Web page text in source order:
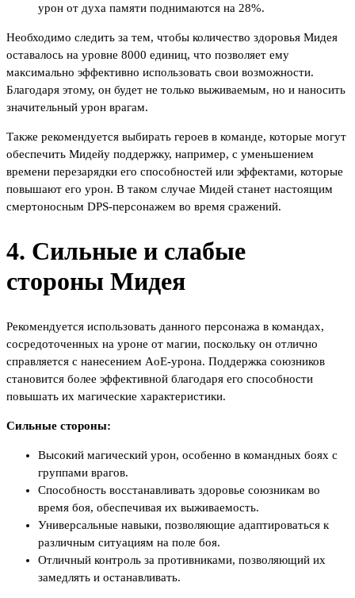
урон от духа памяти поднимаются на 28%.
Необходимо следить за тем, чтобы количество здоровья Мидея
оставалось на уровне 8000 единиц, что позволяет ему
максимально эффективно использовать свои возможности.
Благодаря этому, он будет не только выживаемым, но и наносить
значительный урон врагам.
Также рекомендуется выбирать героев в команде, которые могут
обеспечить Мидейу поддержку, например, с уменьшением
времени перезарядки его способностей или эффектами, которые
повышают его урон. В таком случае Мидей станет настоящим
смертоносным DPS-персонажем во время сражений.
4. Сильные и слабые
стороны Мидея
Рекомендуется использовать данного персонажа в командах,
сосредоточенных на уроне от магии, поскольку он отлично
справляется с нанесением AoE-урона. Поддержка союзников
становится более эффективной благодаря его способности
повышать их магические характеристики.
Сильные стороны:
Высокий магический урон, особенно в командных боях с
группами врагов.
Способность восстанавливать здоровье союзникам во
время боя, обеспечивая их выживаемость.
Универсальные навыки, позволяющие адаптироваться к
различным ситуациям на поле боя.
Отличный контроль за противниками, позволяющий их
замедлять и останавливать.